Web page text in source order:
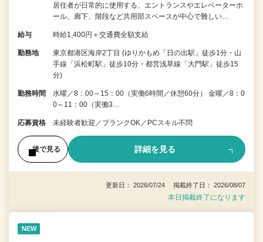
居住者が日常的に使用する、エントランスやエレベーターホ
ール、廊下、階段など共用部スペースが中心で難しい…
給与 時給1,400円＋交通費全額支給
勤務地
東京都港区海岸2丁目 (ゆりかもめ「日の出駅」徒歩1分・山
手線「浜松町駅」徒歩10分・都営浅草線「大門駅」徒歩15
分)
勤務時間
水曜／8：00～15：00（実働6時間／休憩60分） 金曜／8：0
0～11：00（実働3…
応募資格 未経験者歓迎／ブランクOK／PCスキル不問
後で見る 詳細を見る
更新日： 2026/07/24 掲載終了日： 2026/08/07
本日掲載終了になります
NEW